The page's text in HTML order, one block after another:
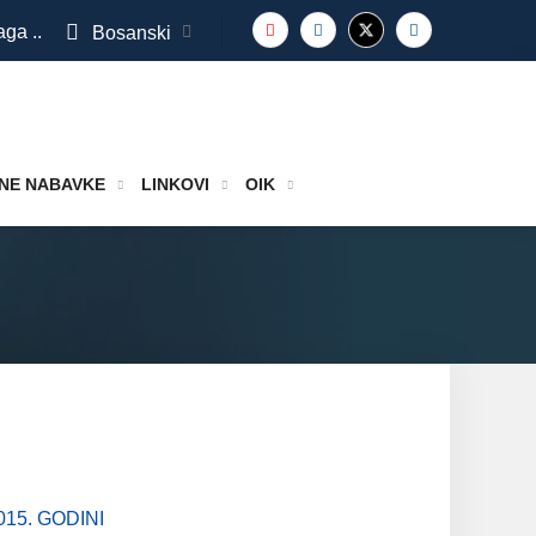
.. Bosanski
NABAVKE LINKOVI OIK
GODINI